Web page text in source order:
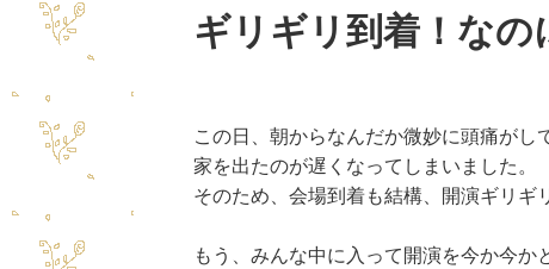
ギリギリ到着！なの
この日、朝からなんだか微妙に頭痛がし
家を出たのが遅くなってしまいました。
そのため、会場到着も結構、 開演ギリギ
もう、みんな中に入って開演を今か今